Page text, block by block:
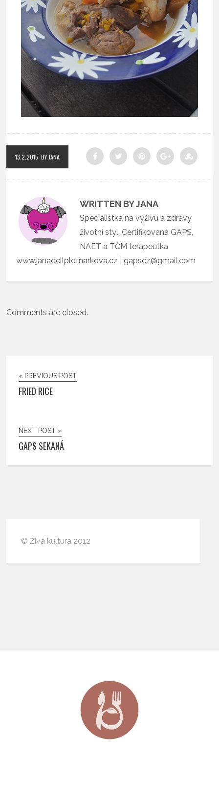
13.2.2015 BY JANA
WRITTEN BY JANA
Specialistka na výživu a zdravý
životní styl. Certifikovaná GAPS,
NAET a TČM terapeutka
www.janadellplotnarkova.cz | gapscz@gmail.com
Comments are closed.
« PREVIOUS POST
FRIED RICE
NEXT POST »
GAPS SEKANÁ
© Živá kultura 2012